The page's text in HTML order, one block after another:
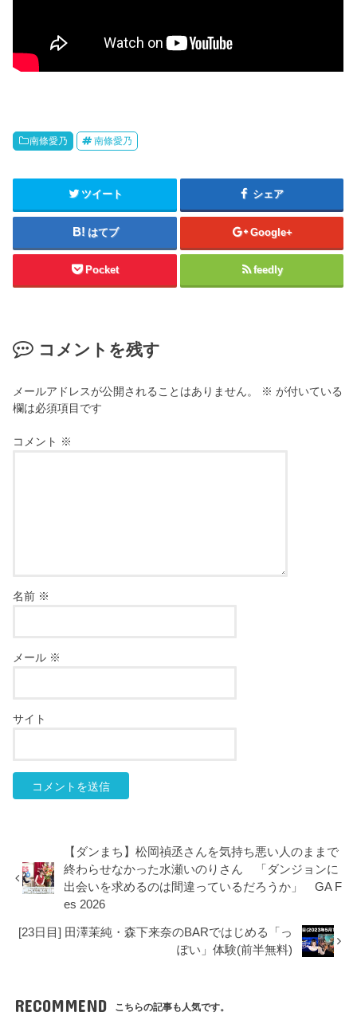
南條愛乃 南條愛乃
ツイート シェア
はてブ Google+
Pocket feedly
コメントを残す
メールアドレスが公開されることはありません。 ※ が付いている
欄は必須項目です
コメント ※
名前 ※
メール ※
サイト
【ダンまち】松岡禎丞さんを気持ち悪い人のままで
終わらせなかった水瀬いのりさん 「ダンジョンに
出会いを求めるのは間違っているだろうか」 GA F
es 2026
[23日目] 田澤茉純・森下来奈のBARではじめる「っ
ぽい」体験(前半無料)
RECOMMEND こちらの記事も人気です。